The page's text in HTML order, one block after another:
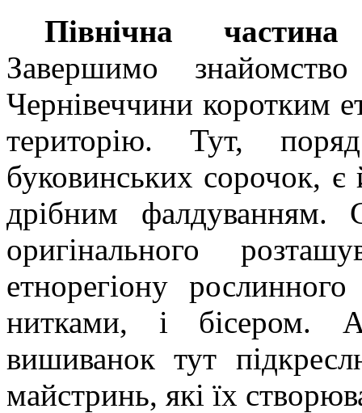
Північна
Завершимо
Чернівеччини коротким
територію. Тут,
буковинських сорочок,
дрібним
оригінального
етнорегіону
нитками, і бісером.
вишиванок тут
майстринь, які їх